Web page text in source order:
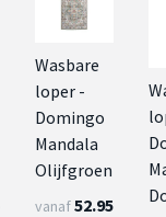
Wasbare
loper -
Domingo
Mandala
Olijfgroen
vanaf52.95